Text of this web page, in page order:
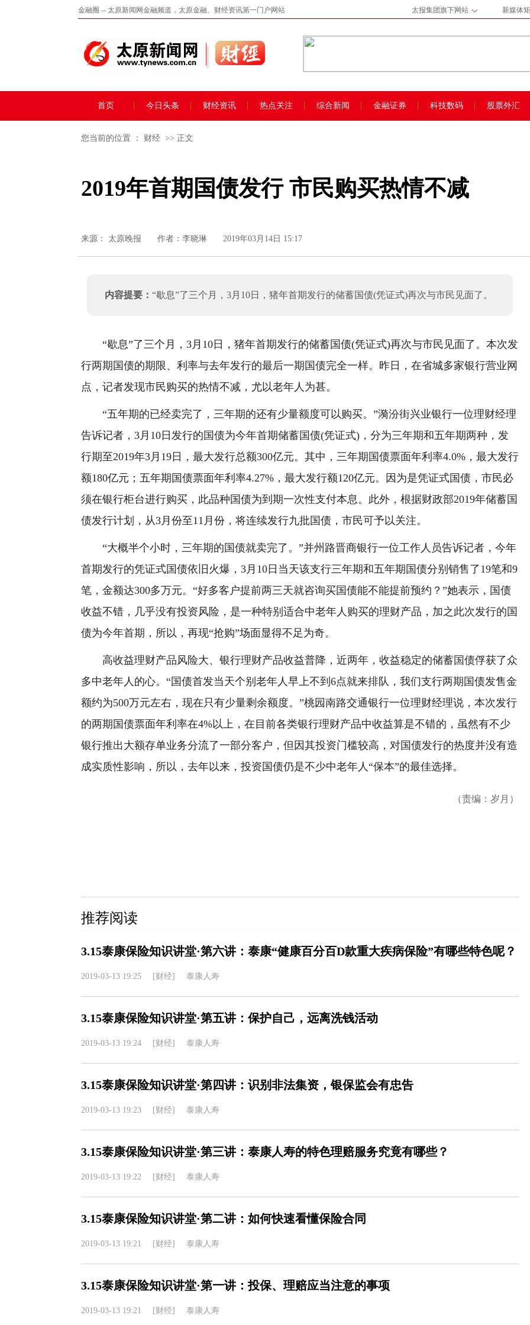
金融圈 -- 太原新闻网金融频道，太原金融、财经资讯第一门户网站 太报集团旗下网站 新媒体
首页 今日头条 财经资讯 热点关注 综合新闻 金融证券 科技数码 股票外汇
您当前的位置 ： 财经 >> 正文
2019年首期国债发行 市民购买热情不减
来源： 太原晚报 作者：李晓琳 2019年03月14日 15:17
内容提要： “歇息”了三个月，3月10日，猪年首期发行的储蓄国债(凭证式)再次与市民见面了。
“歇息”了三个月，3月10日，猪年首期发行的储蓄国债(凭证式)再次与市民见面了。本次发
行两期国债的期限、利率与去年发行的最后一期国债完全一样。昨日，在省城多家银行营业网
点，记者发现市民购买的热情不减，尤以老年人为甚。
“五年期的已经卖完了，三年期的还有少量额度可以购买。”漪汾街兴业银行一位理财经理
告诉记者，3月10日发行的国债为今年首期储蓄国债(凭证式)，分为三年期和五年期两种，发
行期至2019年3月19日，最大发行总额300亿元。其中，三年期国债票面年利率4.0%，最大发行
额180亿元；五年期国债票面年利率4.27%，最大发行额120亿元。因为是凭证式国债，市民必
须在银行柜台进行购买，此品种国债为到期一次性支付本息。此外，根据财政部2019年储蓄国
债发行计划，从3月份至11月份，将连续发行九批国债，市民可予以关注。
“大概半个小时，三年期的国债就卖完了。”并州路晋商银行一位工作人员告诉记者，今年
首期发行的凭证式国债依旧火爆，3月10日当天该支行三年期和五年期国债分别销售了19笔和9
笔，金额达300多万元。“好多客户提前两三天就咨询买国债能不能提前预约？”她表示，国债
收益不错，几乎没有投资风险，是一种特别适合中老年人购买的理财产品，加之此次发行的国
债为今年首期，所以，再现“抢购”场面显得不足为奇。
高收益理财产品风险大、银行理财产品收益普降，近两年，收益稳定的储蓄国债俘获了众
多中老年人的心。“国债首发当天个别老年人早上不到6点就来排队，我们支行两期国债发售金
额约为500万元左右，现在只有少量剩余额度。”桃园南路交通银行一位理财经理说，本次发行
的两期国债票面年利率在4%以上，在目前各类银行理财产品中收益算是不错的，虽然有不少
银行推出大额存单业务分流了一部分客户，但因其投资门槛较高，对国债发行的热度并没有造
成实质性影响，所以，去年以来，投资国债仍是不少中老年人“保本”的最佳选择。
（责编：岁月）
推荐阅读
3.15泰康保险知识讲堂·第六讲：泰康“健康百分百D款重大疾病保险”有哪些特色呢？
2019-03-13 19:25 [财经] 泰康人寿
3.15泰康保险知识讲堂·第五讲：保护自己，远离洗钱活动
2019-03-13 19:24 [财经] 泰康人寿
3.15泰康保险知识讲堂·第四讲：识别非法集资，银保监会有忠告
2019-03-13 19:23 [财经] 泰康人寿
3.15泰康保险知识讲堂·第三讲：泰康人寿的特色理赔服务究竟有哪些？
2019-03-13 19:22 [财经] 泰康人寿
3.15泰康保险知识讲堂·第二讲：如何快速看懂保险合同
2019-03-13 19:21 [财经] 泰康人寿
3.15泰康保险知识讲堂·第一讲：投保、理赔应当注意的事项
2019-03-13 19:21 [财经] 泰康人寿